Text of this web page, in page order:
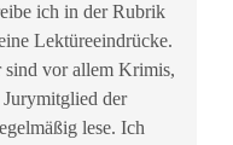
ich in der Rubrik
Lektüreeindrücke.
sind vor allem Krimis,
der
lese. Ich